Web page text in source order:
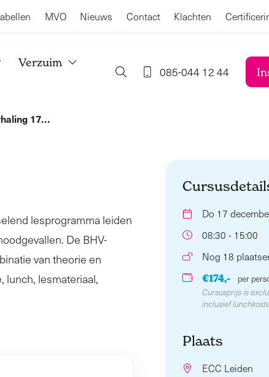
MVO Nieuws Contact Klachten
Verzuim
085-044 12 44
17…
lesprogramma leiden
De BHV-
van theorie en
lunch, lesmateriaal,
Do 17
08:30 - 15:00
Nog 18
€174,-
per
Cursusprijs is
inclusief
Plaats
ECC Leiden